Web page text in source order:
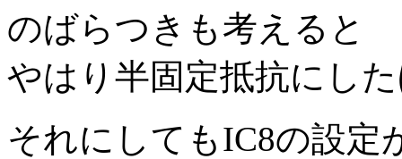
のばらつきも考えると
やはり半固定抵抗にし
それにしてもIC8の設定